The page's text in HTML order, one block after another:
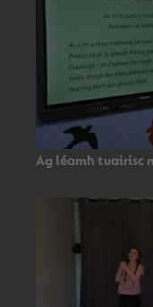
Ag léamh tuairisc